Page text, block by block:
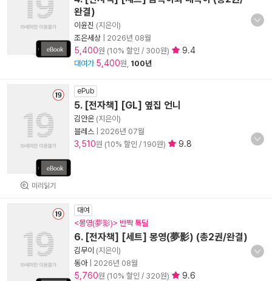
완결)
이윤진 (지은이)
조은세상
2026년 08월
5,400원 (10% 할인 / 300원) 9.4
대여가 5,400원, 100년
미리읽기
ePub
5. [전자책] [GL] 옆집 언니
김안온 (지은이)
블레스
2026년 07월
3,510원 (10% 할인 / 190원) 9.8
대여
<몽영(夢影)> 반짝 특딜
6. [전자책] [세트] 몽영(夢影) (총2권/완결)
김무이 (지은이)
동아| 2026년 08월
5,760원 (10% 할인 / 320원) 9.6